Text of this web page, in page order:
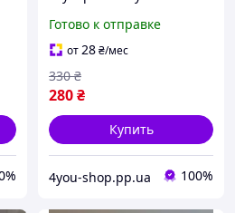
141)
Готово к отправке
от28₴/мес
280₴
330 ₴
Купить
4you-shop.pp.ua 100%